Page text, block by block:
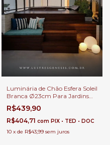
Luminária de Chão Esfera Soleil
Branca Ø23cm Para Jardins
Externos, Jardim de Inverno e
Áreas Internas.
R$439,90
R$404,71 com PIX • TED • DOC
10 x de R$43,99 sem juros